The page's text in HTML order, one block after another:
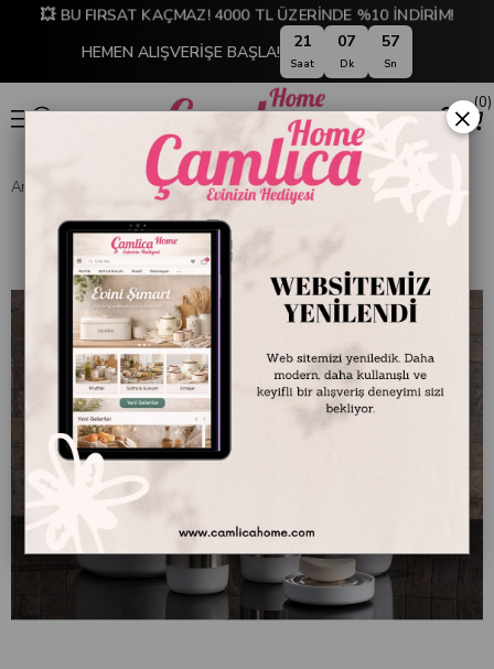
💥 BU FIRSAT KAÇMAZ! 4000 TL ÜZERİNDE %10 İNDİRİM!
HEMEN ALIŞVERİŞE BAŞLA! 21
Saat
07
Dk
56
Sn
0
Anasayfa Lima XL Banyo Seti Beyaz
×